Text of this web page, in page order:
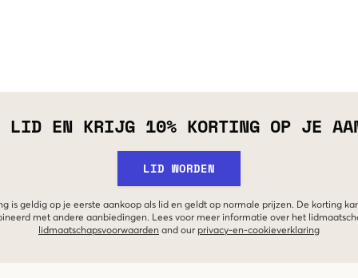
LID EN KRIJG 10% KORTING OP JE
LID WORDEN
is geldig op je eerste aankoop als lid en geldt op normale prijzen. De korting
met andere aanbiedingen. Lees voor meer informatie over het
lidmaatschapsvoorwaarden and our privacy-en-cookieverklaring